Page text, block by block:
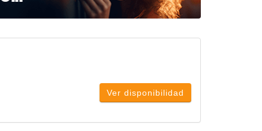
Ver disponibilidad